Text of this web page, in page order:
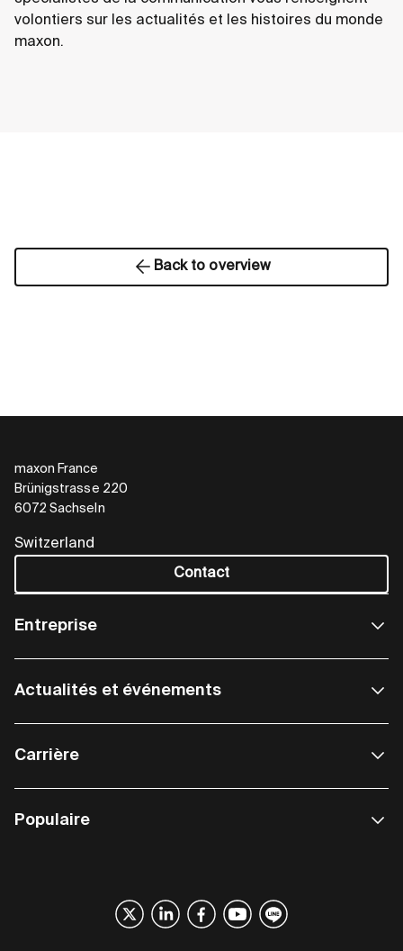
volontiers sur les actualités et les histoires du monde
maxon.
Back to overview
maxon France
Brünigstrasse 220
6072 Sachseln
Switzerland
Contact
Entreprise
Actualités et événements
Carrière
Populaire